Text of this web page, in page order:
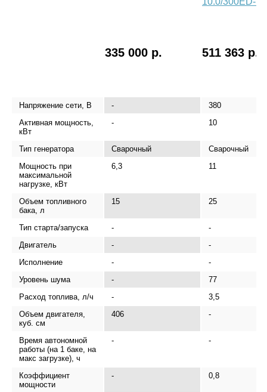
335 000 р. 511 363 р.
Напряжение сети, В -
380
Активная мощность,
кВт
- 10
Тип генератора Сварочный
Сварочный
Мощность при
максимальной
нагрузке, кВт
6,3 11
Объем топливного
бака, л
15 25
Тип старта/запуска -
-
Двигатель
-
-
Исполнение
-
-
Уровень шума
-
77
Расход топлива, л/ч
-
3,5
Объем двигателя,
куб. см
406 -
Время автономной
работы (на 1 баке, на
макс загрузке), ч
- -
Коэффициент
мощности
- 0,8